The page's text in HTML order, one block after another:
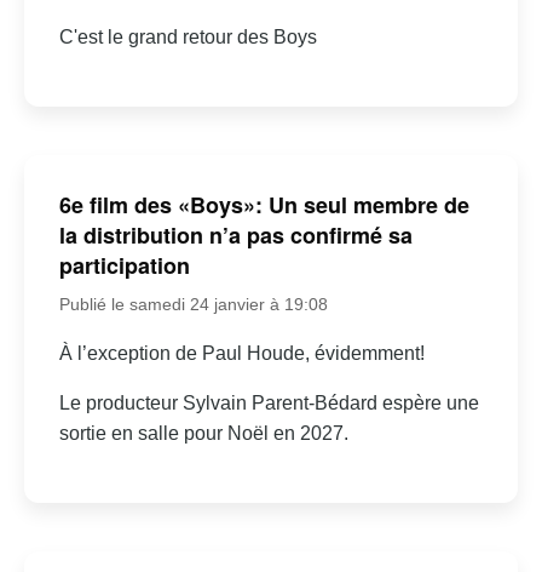
C'est le grand retour des Boys
6e film des «Boys»: Un seul membre de
la distribution n’a pas confirmé sa
participation
Publié le samedi 24 janvier à 19:08
À l’exception de Paul Houde, évidemment!
Le producteur Sylvain Parent-Bédard espère une
sortie en salle pour Noël en 2027.